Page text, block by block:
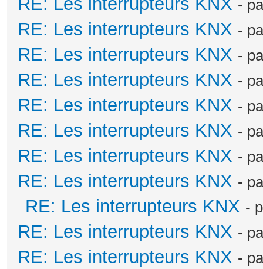
-
RE: Les interrupteurs KNX -
RE: Les interrupteurs KNX -
RE: Les interrupteurs KNX -
RE: Les interrupteurs KNX -
RE: Les interrupteurs KNX -
RE: Les interrupteurs KNX -
RE: Les interrupteurs KNX -
RE: Les interrupteurs KNX -
RE: Les interrupteurs KNX -
RE: Les interrupteurs KNX -